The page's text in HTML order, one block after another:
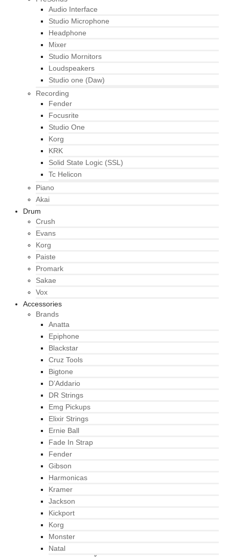
Audio Interface
Studio Microphone
Headphone
Mixer
Studio Mornitors
Loudspeakers
Studio one (Daw)
Recording
Fender
Focusrite
Studio One
Korg
KRK
Solid State Logic (SSL)
Tc Helicon
Piano
Akai
Drum
Crush
Evans
Korg
Paiste
Promark
Sakae
Vox
Accessories
Brands
Anatta
Epiphone
Blackstar
Cruz Tools
Bigtone
D’Addario
DR Strings
Emg Pickups
Elixir Strings
Ernie Ball
Fade In Strap
Fender
Gibson
Harmonicas
Kramer
Jackson
Kickport
Korg
Monster
Natal